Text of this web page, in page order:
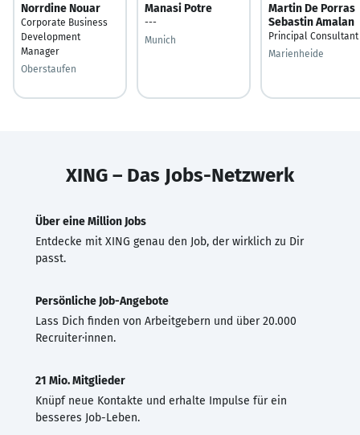
Norrdine Nouar
Corporate Business
Development
Manager
Oberstaufen
Manasi Potre
---
Munich
Martin De Porras
Sebastin Amalan
Principal Consultant
Marienheide
XING – Das Jobs-Netzwerk
Über eine Million Jobs
Entdecke mit XING genau den Job, der wirklich zu Dir
passt.
Persönliche Job-Angebote
Lass Dich finden von Arbeitgebern und über 20.000
Recruiter·innen.
21 Mio. Mitglieder
Knüpf neue Kontakte und erhalte Impulse für ein
besseres Job-Leben.